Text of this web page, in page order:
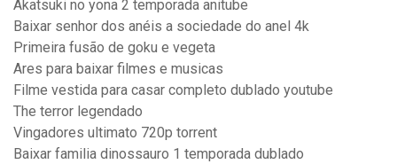
Akatsuki no yona 2 temporada anitube
Baixar senhor dos anéis a sociedade do anel 4k
Primeira fusão de goku e vegeta
Ares para baixar filmes e musicas
Filme vestida para casar completo dublado youtube
The terror legendado
Vingadores ultimato 720p torrent
Baixar familia dinossauro 1 temporada dublado